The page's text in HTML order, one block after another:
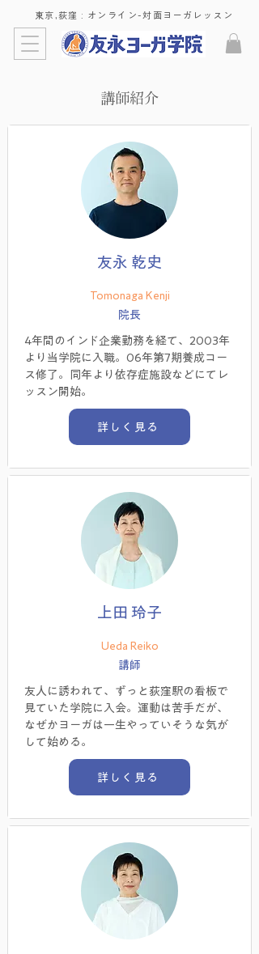
東京,荻窪 : ​オンライン-対面ヨーガレッスン
講師紹介
友永 乾史
Tomonaga Kenji
院長
4年間のインド企業勤務を経て、2003年
より当学院に入職。06年第7期養成コー
ス修了。同年より依存症施設などにてレ
ッスン開始。
詳しく見る
上田 玲子
Ueda Reiko
講師
友人に誘われて、ずっと荻窪駅の看板で
見ていた学院に入会。運動は苦手だが、
なぜかヨーガは一生やっていそうな気が
して始める。
詳しく見る